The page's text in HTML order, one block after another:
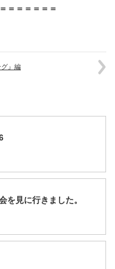
＝＝＝＝＝＝
』編
を見に行きました。